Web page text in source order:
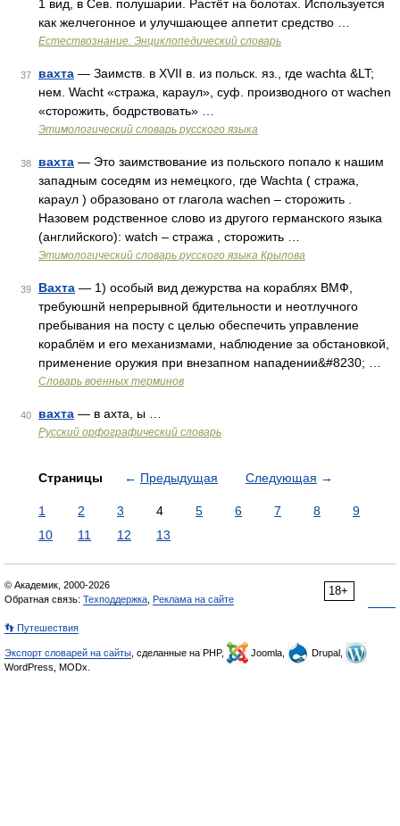
1 вид, в Сев. полушарии. Растёт на болотах. Используется
как желчегонное и улучшающее аппетит средство …
Естествознание. Энциклопедический словарь
37 вахта — Заимств. в XVII в. из польск. яз., где wachta &LT;
нем. Wacht «стража, караул», суф. производного от wachen
«сторожить, бодрствовать» …
Этимологический словарь русского языка
38 вахта — Это заимствование из польского попало к нашим
западным соседям из немецкого, где Wachta ( стража,
караул ) образовано от глагола wachen – сторожить .
Назовем родственное слово из другого германского языка
(английского): watch – стража , сторожить …
Этимологический словарь русского языка Крылова
39 Вахта — 1) особый вид дежурства на кораблях ВМФ,
требуюшнй непрерывной бдительности и неотлучного
пребывания на посту с целью обеспечить управление
кораблём и его механизмами, наблюдение за обстановкой,
применение оружия при внезапном нападении&#8230; …
Словарь военных терминов
40 вахта — в ахта, ы …
Русский орфографический словарь
Страницы ← Предыдущая Следующая →
1 2 3 4 5 6 7 8
9
10
11 12 13
18+
© Академик, 2000-2026
Обратная связь: Техподдержка Реклама на сайте
👣 Путешествия
Экспорт словарей на сайты , сделанные на PHP, Joomla,
Drupal,
WordPress, MODx.